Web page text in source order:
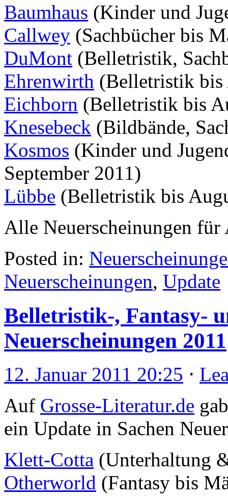
Baumhaus (Kinder und
Callwey (Sachbücher bis
DuMont (Belletristik,
Ehrenwirth (Belletristik bis
Eichborn (Belletristik bis
Knesebeck (Bildbände,
Kosmos (Kinder und
September 2011)
Lübbe (Belletristik bis
Alle Neuerscheinungen
Posted in:
Neuerscheinungen, Update
Belletristik-, Fantasy-
Neuerscheinungen 2011
12. Januar 2011 20:25 ⋅
Auf Grosse-Literatur.de
ein Update in Sachen
Klett-Cotta (Unterhaltung
Otherworld (Fantasy bis